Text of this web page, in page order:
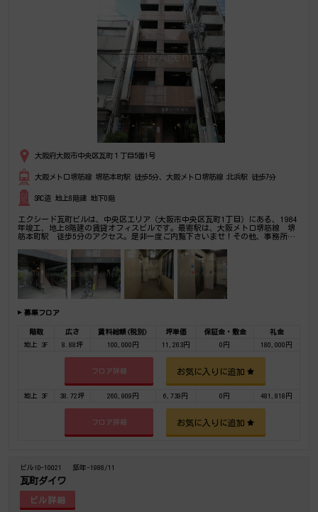
大阪府大阪市中央区瓦町１丁目5番1号
大阪メトロ堺筋線 堺筋本町駅 徒歩5分、大阪メトロ堺筋線 北浜駅 徒歩7分
SRC造 地上8階建 地下0階
エクシード瓦町ビルは、中央区エリア（大阪市中央区瓦町1丁目）にある、1984
年竣工、地上8階建の賃貸オフィスビルです。最寄駅は、大阪メトロ堺筋線 堺
筋本町駅 徒歩5分のアクセス。是非一度ご内覧下さいませ！その他、事務所、
募集フロア
階数 広さ 賃料総額(税別) 坪単価 保証金・敷金
礼金
地上 3F
8.88坪 100,000円 11,263円 0円 180,000円
フロア詳細 お気に入りに追加
地上 3F 38.72坪 260,909円 6,739円 0円 481,818円
フロア詳細 お気に入りに追加
ビルID-10021 築年-1986/11
瓦町ダイワ
ビル詳細